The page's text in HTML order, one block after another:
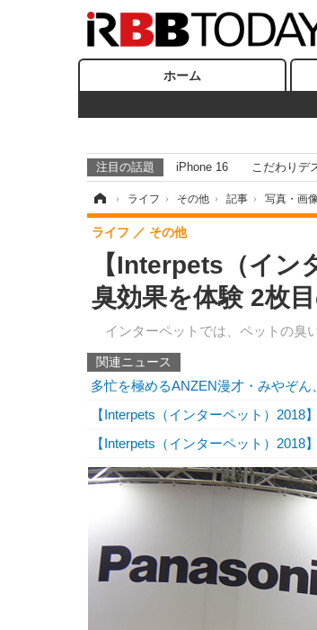
ホーム
注目の話題 iPhone 16 こだわりデ
› ライフ › その他 › 記事 › 写真・画
【Interpets（イン
臭効果を体験 2枚
インターペットでは、ペットの臭
ライフ その他
関連ニュース
多忙を極めるANZEN漫才・みやぞん
【Interpets（インターペット）
【Interpets（インターペット）